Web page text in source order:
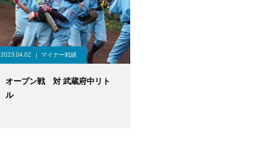
2023.04.02 マイナー戦績
オープン戦 対 武蔵府中リト
ル